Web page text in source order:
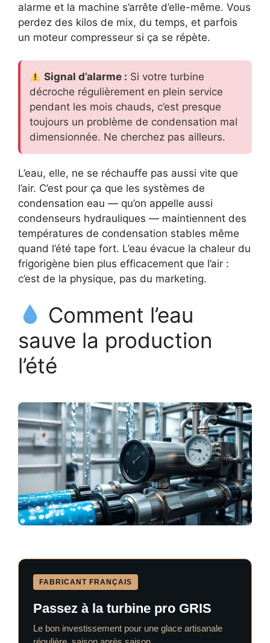
alarme et la machine s’arrête d’elle-même. Vous
perdez des kilos de mix, du temps, et parfois
un moteur compresseur si ça se répète.
Signal d’alarme : Si votre turbine
décroche régulièrement en plein service
pendant les mois chauds, c’est presque
toujours un problème de condensation mal
dimensionnée. Ne cherchez pas ailleurs.
L’eau, elle, ne se réchauffe pas aussi vite que
l’air. C’est pour ça que les systèmes de
condensation eau — qu’on appelle aussi
condenseurs hydrauliques — maintiennent des
températures de condensation stables même
quand l’été tape fort. L’eau évacue la chaleur du
frigorigène bien plus efficacement que l’air :
c’est de la physique, pas du marketing.
Comment l’eau
sauve la production
l’été
FABRICANT FRANÇAIS
Passez à la turbine pro GRIS
Le bon investissement pour une glace artisanale